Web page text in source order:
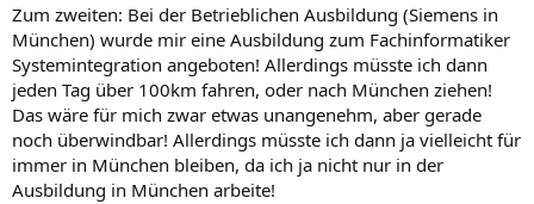
Zum zweiten: Bei der Betrieblichen Ausbildung (Siemens in
München) wurde mir eine Ausbildung zum Fachinformatiker
Systemintegration angeboten! Allerdings müsste ich dann
jeden Tag über 100km fahren, oder nach München ziehen!
Das wäre für mich zwar etwas unangenehm, aber gerade
noch überwindbar! Allerdings müsste ich dann ja vielleicht für
immer in München bleiben, da ich ja nicht nur in der
Ausbildung in München arbeite!